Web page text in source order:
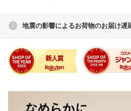
地震の影響によるお荷物のお届け遅